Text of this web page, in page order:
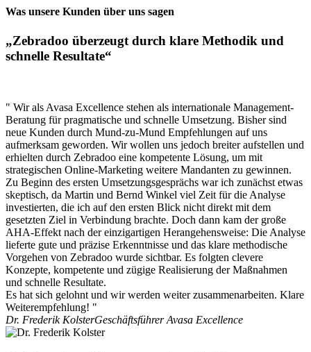
Was unsere Kunden über uns sagen
„Zebradoo überzeugt durch klare Methodik und
schnelle Resultate“
" Wir als Avasa Excellence stehen als internationale Management-
Beratung für pragmatische und schnelle Umsetzung. Bisher sind
neue Kunden durch Mund-zu-Mund Empfehlungen auf uns
aufmerksam geworden. Wir wollen uns jedoch breiter aufstellen und
erhielten durch Zebradoo eine kompetente Lösung, um mit
strategischen Online-Marketing weitere Mandanten zu gewinnen.
Zu Beginn des ersten Umsetzungsgesprächs war ich zunächst etwas
skeptisch, da Martin und Bernd Winkel viel Zeit für die Analyse
investierten, die ich auf den ersten Blick nicht direkt mit dem
gesetzten Ziel in Verbindung brachte. Doch dann kam der große
AHA-Effekt nach der einzigartigen Herangehensweise: Die Analyse
lieferte gute und präzise Erkenntnisse und das klare methodische
Vorgehen von Zebradoo wurde sichtbar. Es folgten clevere
Konzepte, kompetente und zügige Realisierung der Maßnahmen
und schnelle Resultate.
Es hat sich gelohnt und wir werden weiter zusammenarbeiten. Klare
Weiterempfehlung! "
Dr. Frederik KolsterGeschäftsführer Avasa Excellence